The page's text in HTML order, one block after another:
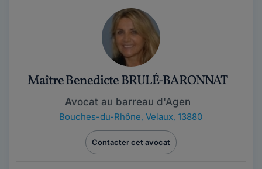
Maître Benedicte BRULÉ-BARONNAT
Avocat au barreau d'Agen
Bouches-du-Rhône, Velaux, 13880
Contacter cet avocat